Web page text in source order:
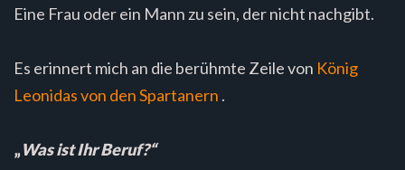
Eine Frau oder ein Mann zu sein, der nicht nachgibt.
Es erinnert mich an die berühmte Zeile von König
Leonidas von den Spartanern .
„Was ist Ihr Beruf?“